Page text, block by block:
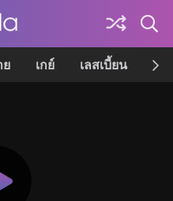
ย เกย์ เลสเบี้ยน เค